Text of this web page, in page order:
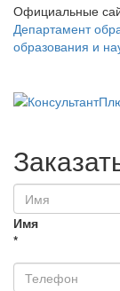
Официальные
Департамент
образования и
Имя
*